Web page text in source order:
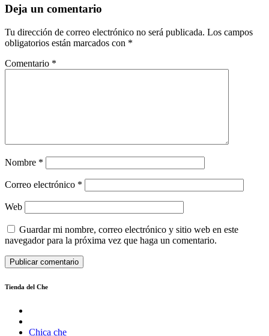
Deja un comentario
Tu dirección de correo electrónico no será publicada. Los campos
obligatorios están marcados con *
Comentario *
Nombre *
Correo electrónico *
Web
Guardar mi nombre, correo electrónico y sitio web en este
navegador para la próxima vez que haga un comentario.
Tienda del Che
Chica che